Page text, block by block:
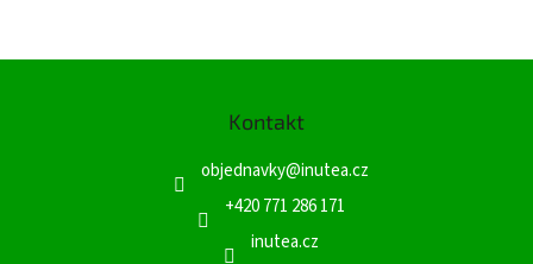
Kontakt
objednavky@inutea.cz
+420 771 286 171
inutea.cz